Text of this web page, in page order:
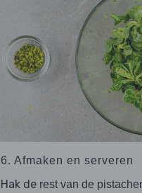
6. Afmaken en serveren
Hak de rest van de